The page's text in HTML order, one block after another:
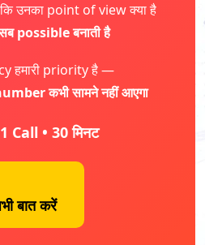
कि उनका point of view क्या है
possible बनाती है
हमारी priority है —
कभी सामने नहीं आएगा
Call • 30 मिनट
बात करें